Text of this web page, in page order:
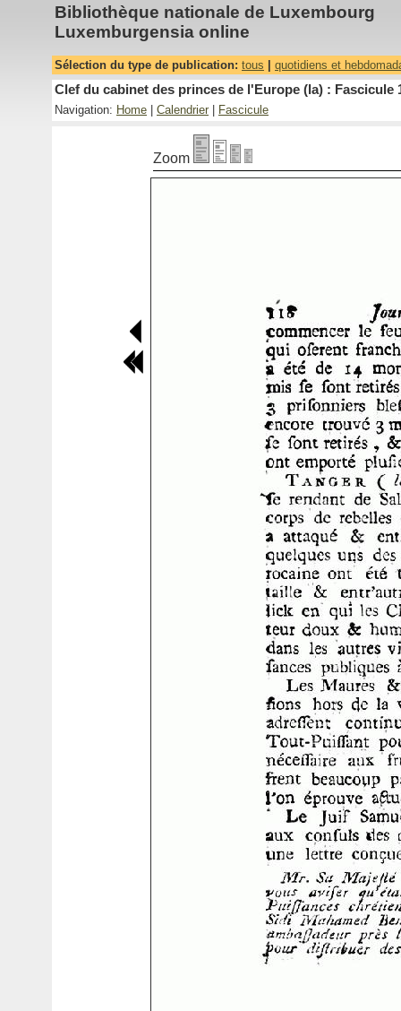
Bibliothèque nationale de Luxembourg
Luxemburgensia online
Sélection du type de publication: tous quotidiens et
Clef du cabinet des princes de l'Europe (la) : Fascicule
Navigation: Home Calendrier Fascicule
Zoom